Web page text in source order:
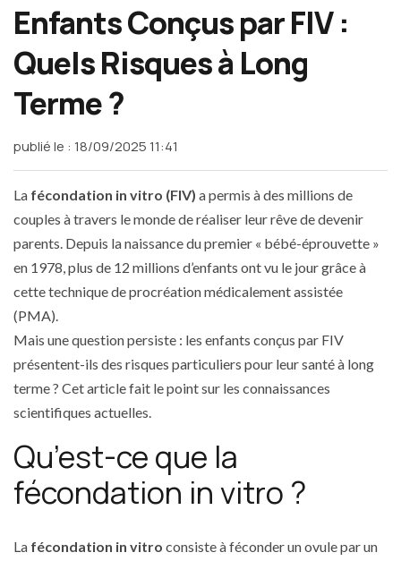
Enfants Conçus par FIV :
Quels Risques à Long
Terme ?
publié le : 18/09/2025 11:41
La fécondation in vitro (FIV) a permis à des millions de
couples à travers le monde de réaliser leur rêve de devenir
parents. Depuis la naissance du premier « bébé-éprouvette »
en 1978, plus de 12 millions d’enfants ont vu le jour grâce à
cette technique de procréation médicalement assistée
(PMA).
Mais une question persiste : les enfants conçus par FIV
présentent-ils des risques particuliers pour leur santé à long
terme ? Cet article fait le point sur les connaissances
scientifiques actuelles.
Qu’est-ce que la
fécondation in vitro ?
La fécondation in vitro consiste à féconder un ovule par un